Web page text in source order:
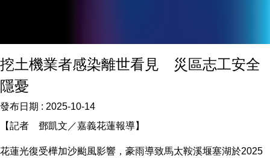
挖土機業者感染離世看見 災區志工安全
隱憂
發布日期 : 2025-10-14
【記者 鄧凱文／嘉義花蓮報導】
花蓮光復受樺加沙颱風影響，豪雨導致馬太鞍溪堰塞湖於2025